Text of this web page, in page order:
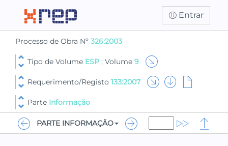
Entrar
Processo de Obra Nº 326:2003
Tipo de Volume ESP ; Volume 9
Requerimento/Registo 133:2007
Parte Informação
PARTE INFORMAÇÃO